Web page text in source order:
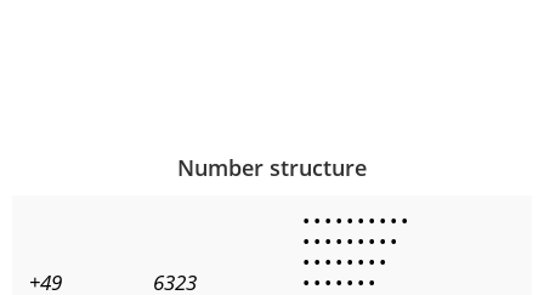
Number structure
+49 6323
• • • • • • • • • •
• • • • • • • • •
• • • • • • • •
• • • • • • •